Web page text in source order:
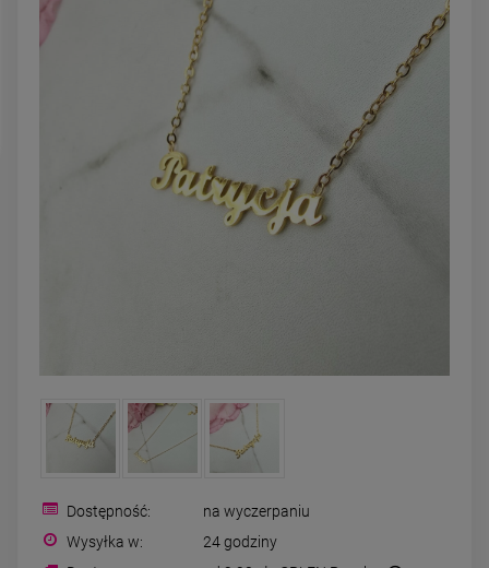
zobacz więcej
Bransoletka srebrna STAL
CHIRURGICZNA
cyrkonie
69,00 zł
Dostępność:
na wyczerpaniu
Wysyłka w:
24 godziny